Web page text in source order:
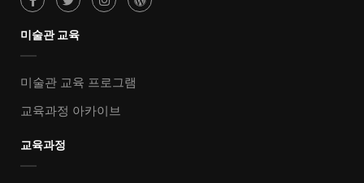
미술관 교육
미술관 교육 프로그램
교육과정 아카이브
교육과정